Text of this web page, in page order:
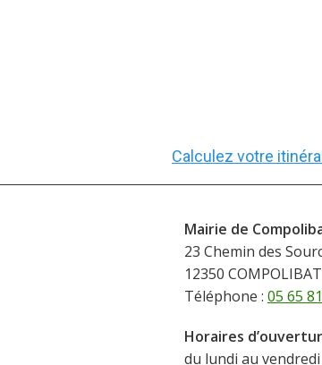
Calculez votre
Mairie de
23 Chemin des
12350 COMPOLIBAT
Téléphone : 05 65
Horaires
du lundi au